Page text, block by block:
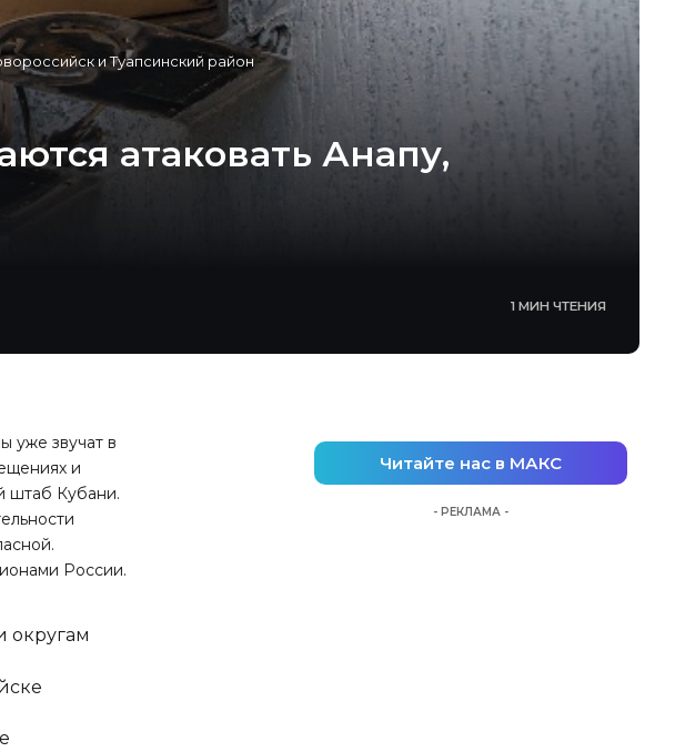
и Туапсинский район
атаковать Анапу,
1 МИН ЧТЕНИЯ
уже звучат в
и
штаб Кубани.
России.
округам
Читайте нас в МАКС
- РЕКЛАМА -